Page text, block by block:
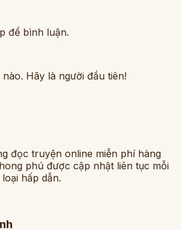
để bình luận.
Hãy là người đầu tiên!
đọc truyện online miễn phí hàng
phú được cập nhật liên tục mỗi
hấp dẫn.